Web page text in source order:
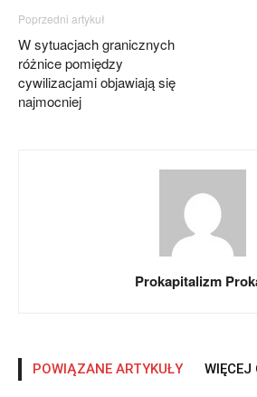
Poprzedni artykuł
W sytuacjach granicznych
różnice pomiędzy
cywilizacjami objawiają się
najmocniej
Prokapitalizm
POWIĄZANE ARTYKUŁY WIĘCEJ